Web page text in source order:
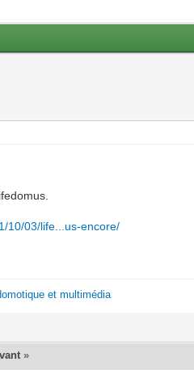
10/03/life...us-encore/
et multimédia
»